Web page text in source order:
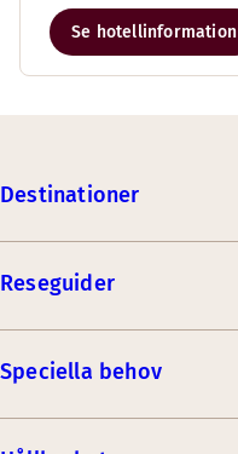
Se hotellinformation
Destinationer
Reseguider
Speciella behov